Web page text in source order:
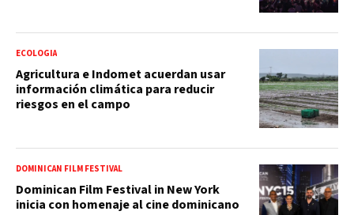
ECOLOGIA
Agricultura e Indomet acuerdan usar
información climática para reducir
riesgos en el campo
DOMINICAN FILM FESTIVAL
Dominican Film Festival in New York
inicia con homenaje al cine dominicano